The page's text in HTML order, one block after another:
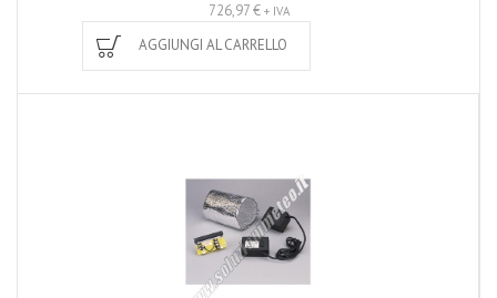
726,97 € + IVA
AGGIUNGI AL CARRELLO